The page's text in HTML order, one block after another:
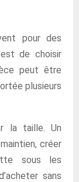
pour des
de choisir
peut être
plusieurs
la taille. Un
créer
sous les
sans